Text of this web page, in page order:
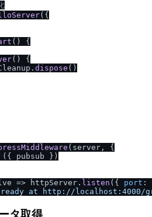
({
( ) {
( ) {
dispose ()
(server, {
pubsub })
=> httpServer. listen ({ port :
at http: // localhost:4000/
タ取得